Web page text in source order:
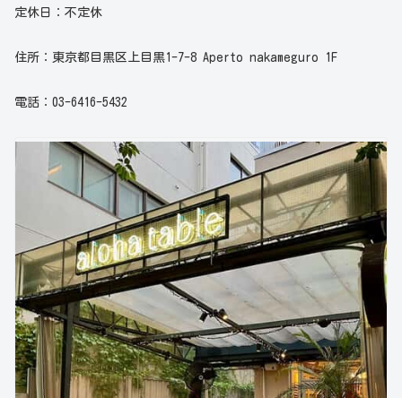
定休日：不定休
住所：東京都目黒区上目黒1-7-8 Aperto nakameguro 1F
電話：03-6416-5432